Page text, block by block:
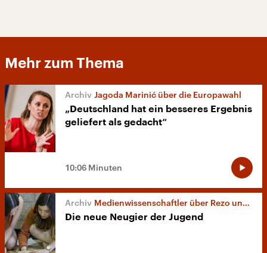
Mehr zum Thema
Jagoda Marinić über die Europawahl
„Deutschland hat ein besseres Ergebnis
geliefert als gedacht“
10:06 Minuten
Medienwissenschaftler über Rezo und Co.
Die neue Neugier der Jugend